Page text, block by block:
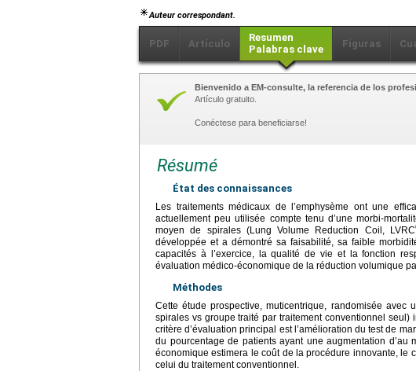
Auteur correspondant.
PDF Artículo
Resumen
Palabras clave
Figuras
Bienvenido a EM-consulte, la referencia de los
Artículo gratuito.
Conéctese para beneficiarse!
Résumé
État des connaissances
Les traitements médicaux de l’emphysème ont une
actuellement peu utilisée compte tenu d’une morbi-
moyen de spirales (Lung Volume Reduction Coil, LVRC
développée et a démontré sa faisabilité, sa faible
capacités à l’exercice, la qualité de vie et la fonction
évaluation médico-économique de la réduction volumique
Méthodes
Cette étude prospective, muticentrique, randomisée
spirales vs groupe traité par traitement conventionnel
critère d’évaluation principal est l’amélioration du test de
du pourcentage de patients ayant une augmentation d’au
économique estimera le coût de la procédure innovante, le
celui du traitement conventionnel.